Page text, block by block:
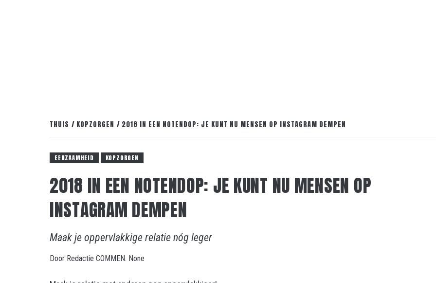
THUIS KOPZORGEN 2018 IN EEN NOTENDOP: JE KUNT NU MENSEN OP INSTAGRAM DEMPEN
EENZAAMHEID KOPZORGEN
2018 IN EEN NOTENDOP: JE KUNT NU MENSEN OP
INSTAGRAM DEMPEN
Maak je oppervlakkige relatie nóg leger
Door Redactie COMMEN. None